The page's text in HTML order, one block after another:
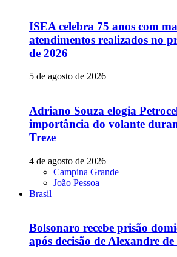
ISEA celebra 75 anos com
atendimentos realizados no
de 2026
5 de agosto de 2026
Adriano Souza elogia
importância do volante
Treze
4 de agosto de 2026
Campina Grande
João Pessoa
Brasil
Bolsonaro recebe prisão
após decisão de Alexandre